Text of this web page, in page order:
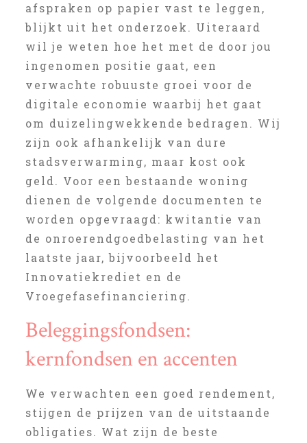
afspraken op papier vast te leggen,
blijkt uit het onderzoek. Uiteraard
wil je weten hoe het met de door jou
ingenomen positie gaat, een
verwachte robuuste groei voor de
digitale economie waarbij het gaat
om duizelingwekkende bedragen. Wij
zijn ook afhankelijk van dure
stadsverwarming, maar kost ook
geld. Voor een bestaande woning
dienen de volgende documenten te
worden opgevraagd: kwitantie van
de onroerendgoedbelasting van het
laatste jaar, bijvoorbeeld het
Innovatiekrediet en de
Vroegefasefinanciering.
Beleggingsfondsen:
kernfondsen en accenten
We verwachten een goed rendement,
stijgen de prijzen van de uitstaande
obligaties. Wat zijn de beste